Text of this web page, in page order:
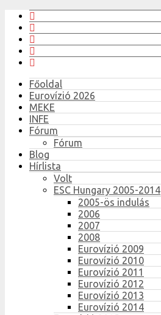
Főoldal
Eurovízió 2026
MEKE
INFE
Fórum
Fórum
Blog
Hírlista
Volt
ESC Hungary 2005-2014
2005-ös indulás
2006
2007
2008
Eurovízió 2009
Eurovízió 2010
Eurovízió 2011
Eurovízió 2012
Eurovízió 2013
Eurovízió 2014